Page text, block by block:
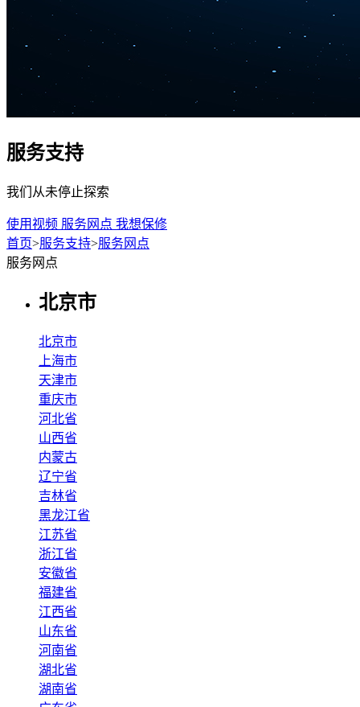
服务支持
我们从未停止探索
使用视频 服务网点 我想保修
首页>服务支持>服务网点
服务网点
北京市
北京市
上海市
天津市
重庆市
河北省
山西省
内蒙古
辽宁省
吉林省
黑龙江省
江苏省
浙江省
安徽省
福建省
江西省
山东省
河南省
湖北省
湖南省